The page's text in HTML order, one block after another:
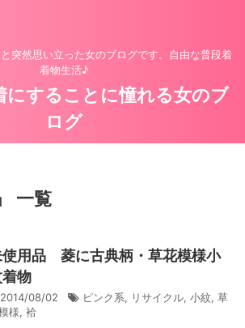
突然思い立った女のブログです。自由な普段着
着物生活♪
にすることに憧れる女のブ
ログ
一覧
使用品 菱に古典柄・草花模様小
物
2014/08/02 ピンク系, リサイクル, 小紋, 草
様, 袷